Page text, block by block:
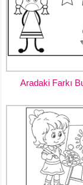
Aradaki Farkı